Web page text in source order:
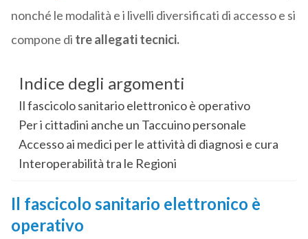
nonché le modalità e i livelli diversificati di accesso e si
compone di tre allegati tecnici.
Indice degli argomenti
Il fascicolo sanitario elettronico è operativo
Per i cittadini anche un Taccuino personale
Accesso ai medici per le attività di diagnosi e cura
Interoperabilità tra le Regioni
Il fascicolo sanitario elettronico è
operativo